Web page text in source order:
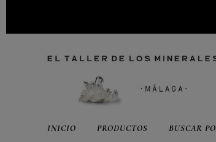
INICIO PRODUCTOS BUSCAR